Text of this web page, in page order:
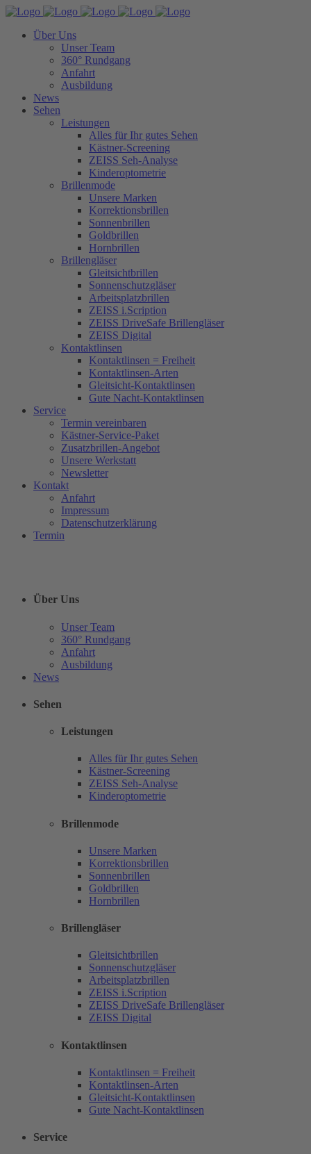
Über Uns
Unser Team
360° Rundgang
Anfahrt
Ausbildung
News
Sehen
Leistungen
Alles für Ihr gutes Sehen
Kästner-Screening
ZEISS Seh-Analyse
Kinderoptometrie
Brillenmode
Unsere Marken
Korrektionsbrillen
Sonnenbrillen
Goldbrillen
Hornbrillen
Brillengläser
Gleitsichtbrillen
Sonnenschutzgläser
Arbeitsplatzbrillen
ZEISS i.Scription
ZEISS DriveSafe Brillengläser
ZEISS Digital
Kontaktlinsen
Kontaktlinsen = Freiheit
Kontaktlinsen-Arten
Gleitsicht-Kontaktlinsen
Gute Nacht-Kontaktlinsen
Service
Termin vereinbaren
Kästner-Service-Paket
Zusatzbrillen-Angebot
Unsere Werkstatt
Newsletter
Kontakt
Anfahrt
Impressum
Datenschutzerklärung
Termin
Über Uns
Unser Team
360° Rundgang
Anfahrt
Ausbildung
News
Sehen
Leistungen
Alles für Ihr gutes Sehen
Kästner-Screening
ZEISS Seh-Analyse
Kinderoptometrie
Brillenmode
Unsere Marken
Korrektionsbrillen
Sonnenbrillen
Goldbrillen
Hornbrillen
Brillengläser
Gleitsichtbrillen
Sonnenschutzgläser
Arbeitsplatzbrillen
ZEISS i.Scription
ZEISS DriveSafe Brillengläser
ZEISS Digital
Kontaktlinsen
Kontaktlinsen = Freiheit
Kontaktlinsen-Arten
Gleitsicht-Kontaktlinsen
Gute Nacht-Kontaktlinsen
Service